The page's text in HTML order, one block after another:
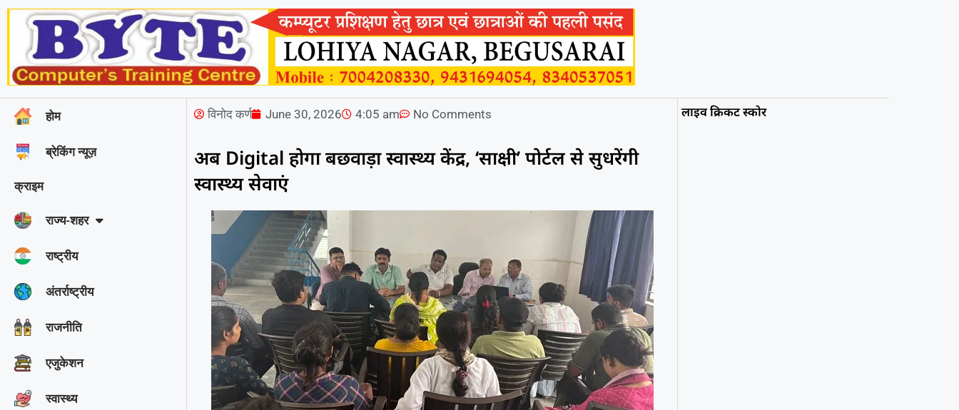
होम
ब्रेकिंग न्यूज़
क्राइम
राज्‍य-शहर
राष्ट्रीय
अंतर्राष्ट्रीय
राजनीति
एजुकेशन
स्वास्थ्य
विनोद कर्ण June 30, 2026 4:05 am No Comments
अब Digital होगा बछवाड़ा स्वास्थ्य केंद्र, ‘साक्षी’ पोर्टल से सुधरेंगी
स्वास्थ्य सेवाएं
लाइव क्रिकट स्कोर